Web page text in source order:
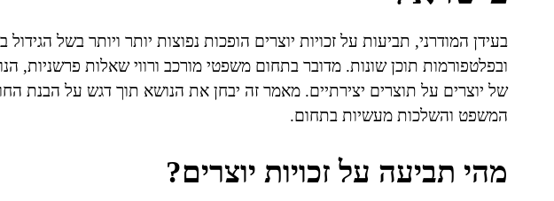
בעידן המודרני, תביעות על זכויות יוצרים הופכות נפוצות יותר ויותר בשל
ובפלטפורמות תוכן שונות. מדובר בתחום משפטי מורכב ורווי שאלות פרשניות,
של יוצרים על תוצרים יצירתיים. מאמר זה יבחן את הנושא תוך דגש על הבנת
המשפט והשלכות מעשיות בתחום.
מהי תביעה על זכויות יוצרים?